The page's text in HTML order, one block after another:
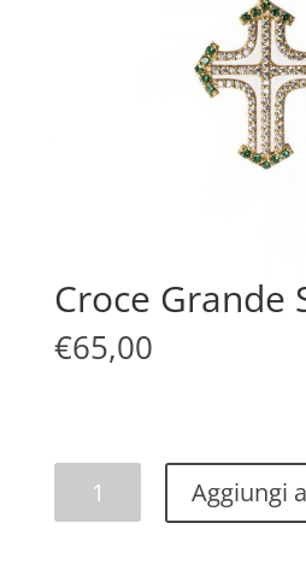
Croce Grande
€65,00
Grande
Aggiungi